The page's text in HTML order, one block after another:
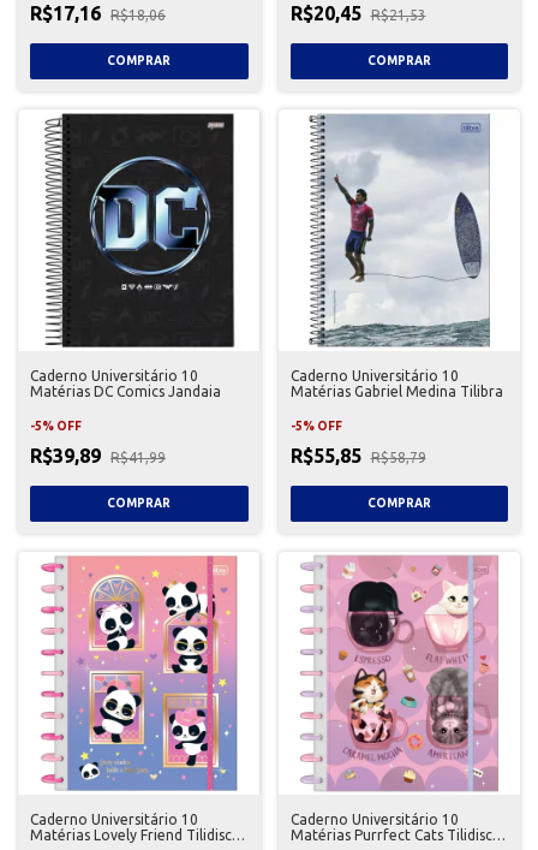
R$17,16 R$18,06 R$20,45 R$21,53
Caderno Universitário 10
Matérias DC Comics Jandaia
-5% OFF
R$39,89 R$41,99
Caderno Universitário 10
Matérias Gabriel Medina Tilibra
-5% OFF
R$55,85 R$58,79
Caderno Universitário 10
Matérias Lovely Friend Tilidisco
Caderno Universitário 10
Matérias Purrfect Cats Tilidisco